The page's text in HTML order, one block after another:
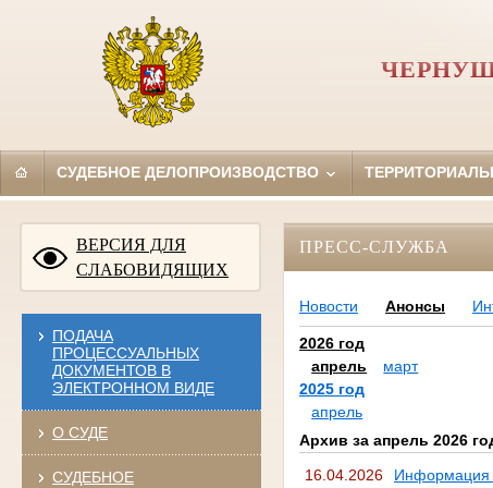
СУДЕБНОЕ ДЕЛОПРОИЗВОДСТВО
ВЕРСИЯ ДЛЯ
СЛАБОВИДЯЩИХ
ПОДАЧА
ПРОЦЕССУАЛЬНЫХ
ДОКУМЕНТОВ В
ЭЛЕКТРОННОМ ВИДЕ
О СУДЕ
СУДЕБНОЕ
ПРЕСС-СЛУЖБА
Новости Анонсы
2026 год
апрель
март
2025 год
апрель
Архив за апрель 2026
16.04.2026
Информация